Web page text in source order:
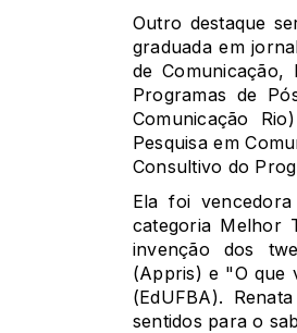
Outro destaque
graduada em
de Comunicação,
Programas de
Comunicação
Pesquisa em
Consultivo do
Ela foi
categoria Melhor
invenção dos
(Appris) e "O que
(EdUFBA).
sentidos para o